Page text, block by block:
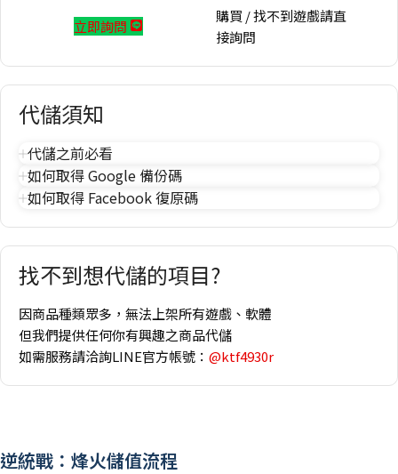
立即詢問
購買 / 找不到遊戲請直
接詢問
代儲須知
代儲之前必看
如何取得 Google 備份碼
如何取得 Facebook 復原碼
找不到想代儲的項目?
因商品種類眾多，無法上架所有遊戲、軟體
但我們提供任何你有興趣之商品代儲
如需服務請洽詢LINE官方帳號： @ktf4930r
逆統戰：烽火儲值流程